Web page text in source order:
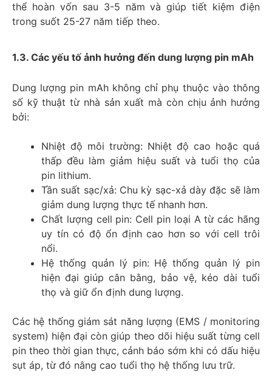
thể hoàn vốn sau 3-5 năm và giúp tiết kiệm điện
trong suốt 25-27 năm tiếp theo.
1.3. Các yếu tố ảnh hưởng đến dung lượng pin mAh
Dung lượng pin mAh không chỉ phụ thuộc vào thông
số kỹ thuật từ nhà sản xuất mà còn chịu ảnh hưởng
bởi:
Nhiệt độ môi trường: Nhiệt độ cao hoặc quá
thấp đều làm giảm hiệu suất và tuổi thọ của
pin lithium.
Tần suất sạc/xả: Chu kỳ sạc-xả dày đặc sẽ làm
giảm dung lượng thực tế nhanh hơn.
Chất lượng cell pin: Cell pin loại A từ các hãng
uy tín có độ ổn định cao hơn so với cell trôi
nổi.
Hệ thống quản lý pin: Hệ thống quản lý pin
hiện đại giúp cân bằng, bảo vệ, kéo dài tuổi
thọ và giữ ổn định dung lượng.
Các hệ thống giám sát năng lượng (EMS / monitoring
system) hiện đại còn giúp theo dõi hiệu suất từng cell
pin theo thời gian thực, cảnh báo sớm khi có dấu hiệu
sụt áp, từ đó nâng cao tuổi thọ hệ thống lưu trữ.